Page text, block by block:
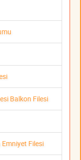
Balkon Filesi
Filesi